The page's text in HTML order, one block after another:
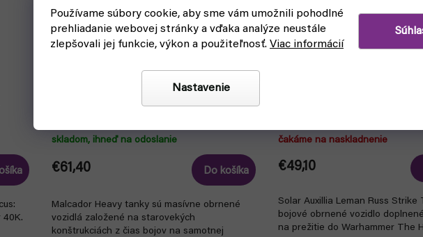
Používame súbory cookie, aby sme vám umožnili pohodlné
prehliadanie webovej stránky a vďaka analýze neustále
zlepšovali jej funkcie, výkon a použiteľnosť. Viac informácií
Nastavenie
40K.
skladom, ihneď na odoslanie
€61,40 Do košíka
Malcador Heavy tanky sú masívne obrnené
vozidlá založené na starovekých
konštrukciách z čias bojov na samotnej
čakáme na naskladnenie
€49,10
Solar Auxillia Leman Russ Strike
bojové obrnené vozidlo
na prežitie do Warhammer The